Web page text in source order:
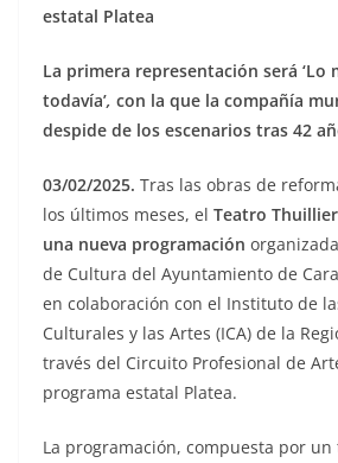
estatal Platea
La primera representación será ‘Lo
todavía’, con la que la compañía
despide de los escenarios tras 42
03/02/2025. Tras las obras de
los últimos meses, el Teatro Thuillier
una nueva programación
de Cultura del Ayuntamiento de
en colaboración con el Instituto de
Culturales y las Artes (ICA) de la
través del Circuito Profesional de
programa estatal Platea.
La programación, compuesta por